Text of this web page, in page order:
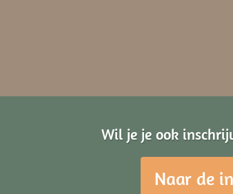
Wil je je ook
Naar de